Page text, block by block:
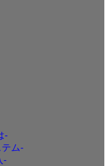
-
ム-
-